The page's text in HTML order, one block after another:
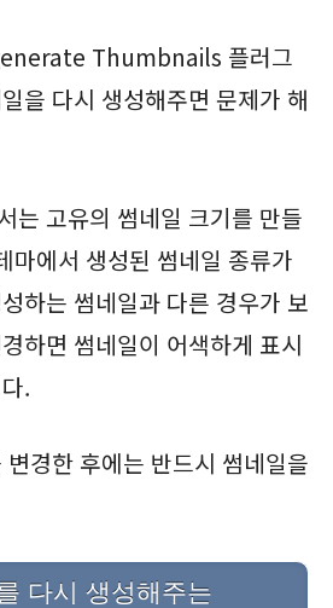
Thumbnails 플러그
을 다시 생성해주면 문제가 해
는 고유의 썸네일 크기를 만들
마에서 생성된 썸네일 종류가
하는 썸네일과 다른 경우가 보
하면 썸네일이 어색하게 표시
.
경한 후에는 반드시 썸네일을
다시 생성해주는